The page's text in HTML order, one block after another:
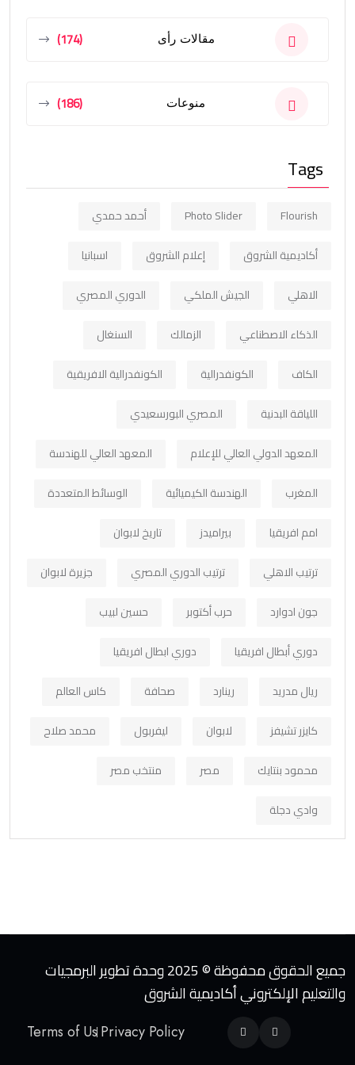
مقالات رأى (174)
منوعات (186)
Tags
Flourish
Photo Slider
أحمد حمدي
أكاديمية الشروق
إعلام الشروق
اسبانيا
الاهلي
الجيش الملكي
الدوري المصري
الذكاء الاصطناعي
الزمالك
السنغال
الكاف
الكونفدرالية
الكونفدرالية الافريقية
اللياقة البدنية
المصري البورسعيدي
المعهد الدولي العالي للإعلام
المعهد العالي للهندسة
المغرب
الهندسة الكيميائية
الوسائط المتعددة
امم افريقيا
بيراميدز
تاريخ لابوان
ترتيب الاهلي
ترتيب الدوري المصري
جزيرة لابوان
جون ادوارد
حرب أكتوبر
حسين لبيب
دوري أبطال افريقيا
دوري ابطال افريقيا
ريال مدريد
رينارد صحافة
كاس العالم
كايزر تشيفز
لابوان ليفربول
محمد صلاح
محمود بنتايك
مصر
منتخب مصر
وادي دجلة
جميع الحقوق محفوظة © 2025 وحدة تطوير البرمجيات
والتعليم الإلكتروني أكاديمية الشروق
Terms of UsPrivacy Policy